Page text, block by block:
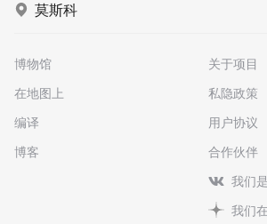
莫斯科
博物馆
在地图上
编译
博客
关于项目
私隐政策
用户协议
合作伙伴
我们
我们